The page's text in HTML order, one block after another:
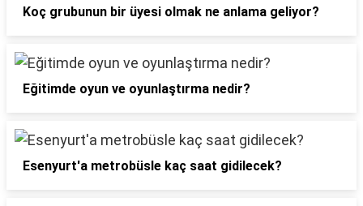
Koç grubunun bir üyesi olmak ne anlama geliyor?
Eğitimde oyun ve oyunlaştırma nedir?
Esenyurt'a metrobüsle kaç saat gidilecek?